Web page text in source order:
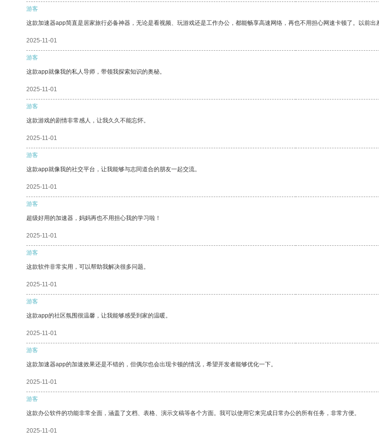
游客
这款加速器app简直是居家旅行必备神器，无论是看视频、玩游戏还是工作办公，都能畅享高速网络，再也不用担心网速卡顿了。以前
2025-11-01
游客
这款app就像我的私人导师，带领我探索知识的奥秘。
2025-11-01
游客
这款游戏的剧情非常感人，让我久久不能忘怀。
2025-11-01
游客
这款app就像我的社交平台，让我能够与志同道合的朋友一起交流。
2025-11-01
游客
超级好用的加速器，妈妈再也不用担心我的学习啦！
2025-11-01
游客
这款软件非常实用，可以帮助我解决很多问题。
2025-11-01
游客
这款app的社区氛围很温馨，让我能够感受到家的温暖。
2025-11-01
游客
这款加速器app的加速效果还是不错的，但偶尔也会出现卡顿的情况，希望开发者能够优化一下。
2025-11-01
游客
这款办公软件的功能非常全面，涵盖了文档、表格、演示文稿等各个方面。我可以使用它来完成日常办公的所有任务，非常方便。
2025-11-01